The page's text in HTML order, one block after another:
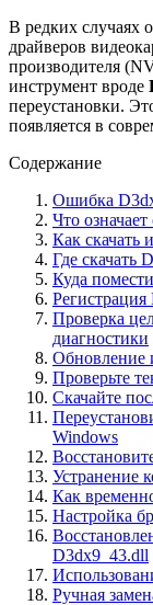
В редких случаях
драйверов
производителя
инструмент вроде
переустановки.
появляется в
Содержание
Ошибка
Что
Как скачать
Где скачать
Куда
Проверка
диагностики
Обновление
Проверьте
Скачайте
Windows
Устранение
Как
Настройка
D3dx9_43.dll
Ручная